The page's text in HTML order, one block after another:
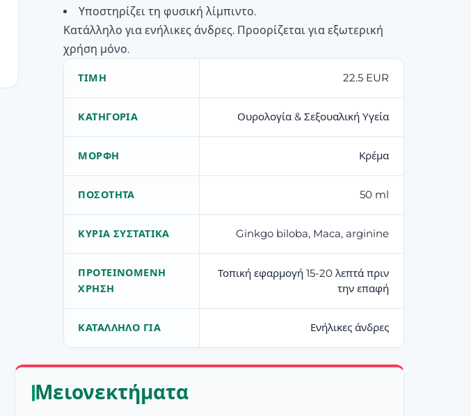
Υποστηρίζει τη φυσική λίμπιντο.
Κατάλληλο για ενήλικες άνδρες. Προορίζεται για εξωτερική
χρήση μόνο.
ΤΙΜΉ 22.5 EUR
ΚΑΤΗΓΟΡΊΑ Ουρολογία & Σεξουαλική Υγεία
ΜΟΡΦΉ Κρέμα
ΠΟΣΌΤΗΤΑ 50 ml
ΚΎΡΙΑ ΣΥΣΤΑΤΙΚΆ Ginkgo biloba, Maca, arginine
ΠΡΟΤΕΙΝΌΜΕΝΗ
ΧΡΉΣΗ
Τοπική εφαρμογή 15-20 λεπτά πριν
την επαφή
ΚΑΤΆΛΛΗΛΟ ΓΙΑ Ενήλικες άνδρες
Μειονεκτήματα